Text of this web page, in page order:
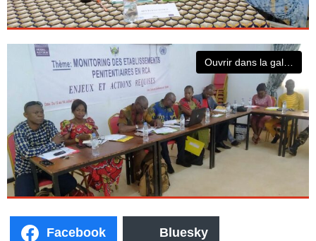
Ouvrir dans la galerie
Facebook Bluesky